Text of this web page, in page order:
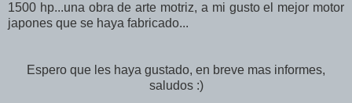
1500 hp...una obra de arte motriz, a mi gusto el mejor motor
japones que se haya fabricado...
Espero que les haya gustado, en breve mas informes,
saludos :)